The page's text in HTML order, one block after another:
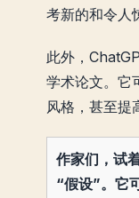
考新的和令人
此外，
学术论文。它
风格，甚至提
作家们，试
“假设”。它